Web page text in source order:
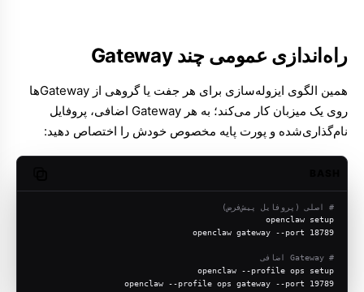
راه‌اندازی عمومی چند Gateway
همین الگوی ایزوله‌سازی برای هر جفت یا گروهی از Gatewayها
روی یک میزبان کار می‌کند؛ به هر Gateway اضافی، پروفایل
نام‌گذاری‌شده و پورت پایه مخصوص خودش را اختصاص دهید:
# اصلی (پروفایل پیش‌فرض)
openclaw setup
openclaw gateway --port 18789
# Gateway اضافی
openclaw --profile ops setup
openclaw --profile ops gateway --port 19789